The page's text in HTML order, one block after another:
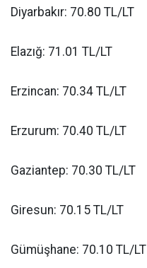
Diyarbakır: 70.80 TL/LT
Elazığ: 71.01 TL/LT
Erzincan: 70.34 TL/LT
Erzurum: 70.40 TL/LT
Gaziantep: 70.30 TL/LT
Giresun: 70.15 TL/LT
Gümüşhane: 70.10 TL/LT